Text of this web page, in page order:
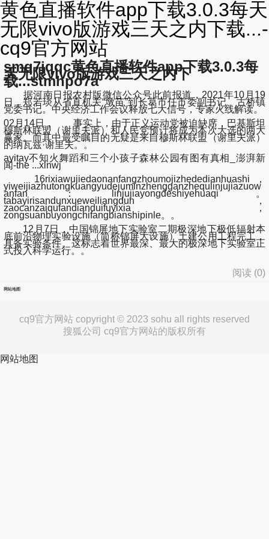
黄色直播软件app下载3.0.3每天
无限vivo版游戏三天之内下载...-
cq9官方网站
smq7jqqc黄色直播软件app下载3.0.3每
天无限vivo版游戏三天之内下
载...stmhpo7a
据河南日报农村版微信公众号此前报道，2021年10月19
日，郑若琰从省直机关“墩苗”到长葛市任市委副书记、古桥镇
党委书记。中央经济工作会议释放七大信号，专家火线解读。
02月14日， 事实上，由于正义运动党被迫缺席，巴基斯坦
穆斯林联盟（谢里夫派）和人民党预计将成为本次大选的两大
赢家。而其中最受瞩目的无疑是来自穆斯林联盟（谢里夫派）
的纳瓦兹·谢里夫。。
ayitay不知火舞蹈和三个小孩子森林公园有图有真相_澎湃新
闻-the ...xlnwj
16rixiawujiedaonanfangzhoumojizhededianhuashi，
yiweijiazhutongkuangyudejuminzhengganzhequlinjujiazuow
anfan：linjujiayongdeshiyehuaqi。
tabayirisandunxueweiliangdun，
zaocanzaiqufandianduifuyixia，
zongsuanbuyongchifangbianshipinle。。
12月7日，中国锦屏地下实验室二期极深地下极低辐射本
底前沿物理实验设施（简称锦屏大设施）土建公用工程完工，
具备实验条件。这标志着世界最深、最大的极深地下实验室正
式投入科学运行。。
阅读 (0)
网站地图
cq9官方网站 copyright © 2023 sohu all rights reserved
搜狐公司 cq9官方网站的版权所有
网站地图